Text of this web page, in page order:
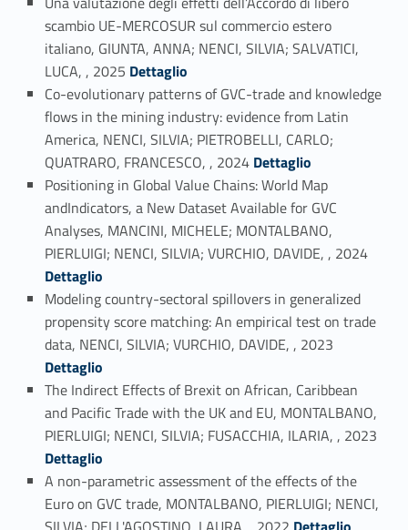
scambio UE-MERCOSUR sul commercio estero
italiano, GIUNTA, ANNA; NENCI, SILVIA; SALVATICI,
LUCA, , 2025 Link identifier #identifier_person_162782-4Dettaglio
Co-evolutionary patterns of GVC-trade and knowledge
flows in the mining industry: evidence from Latin
America, NENCI, SILVIA; PIETROBELLI, CARLO;
QUATRARO, FRANCESCO, , 2024 Link identifier #identifier_person_70549-5Dettaglio
Positioning in Global Value Chains: World Map
andIndicators, a New Dataset Available for GVC
Analyses, MANCINI, MICHELE; MONTALBANO,
PIERLUIGI; NENCI, SILVIA; VURCHIO, DAVIDE, , 2024
Dettaglio
Modeling country-sectoral spillovers in generalized
propensity score matching: An empirical test on trade
data, NENCI, SILVIA; VURCHIO, DAVIDE, , 2023
Dettaglio
The Indirect Effects of Brexit on African, Caribbean
and Pacific Trade with the UK and EU, MONTALBANO,
PIERLUIGI; NENCI, SILVIA; FUSACCHIA, ILARIA, , 2023
Dettaglio
A non-parametric assessment of the effects of the
Euro on GVC trade, MONTALBANO, PIERLUIGI; NENCI,
Link identifier #identifier_person_125697-9